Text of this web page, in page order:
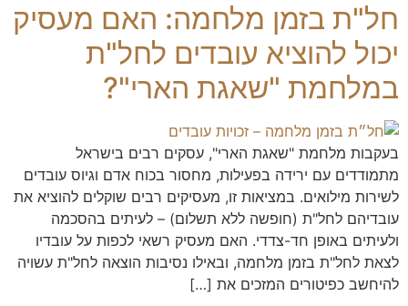
חל"ת בזמן מלחמה: האם מעסיק
יכול להוציא עובדים לחל"ת
במלחמת "שאגת הארי"?
בעקבות מלחמת "שאגת הארי", עסקים רבים בישראל
מתמודדים עם ירידה בפעילות, מחסור בכוח אדם וגיוס עובדים
לשירות מילואים. במציאות זו, מעסיקים רבים שוקלים להוציא את
עובדיהם לחל"ת (חופשה ללא תשלום) – לעיתים בהסכמה
ולעיתים באופן חד-צדדי. האם מעסיק רשאי לכפות על עובדיו
לצאת לחל"ת בזמן מלחמה, ובאילו נסיבות הוצאה לחל"ת עשויה
להיחשב כפיטורים המזכים את […]